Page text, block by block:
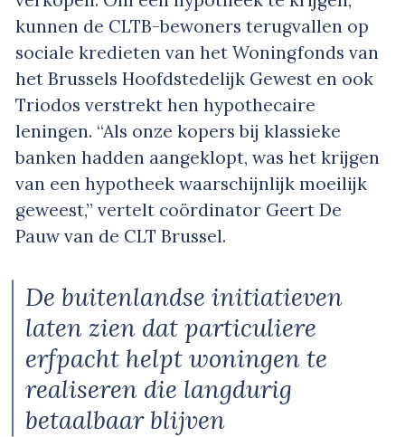
kunnen de CLTB-bewoners terugvallen op
sociale kredieten van het Woningfonds van
het Brussels Hoofdstedelijk Gewest en ook
Triodos verstrekt hen hypothecaire
leningen. “Als onze kopers bij klassieke
banken hadden aangeklopt, was het krijgen
van een hypotheek waarschijnlijk moeilijk
geweest,” vertelt coördinator Geert De
Pauw van de CLT Brussel.
De buitenlandse initiatieven
laten zien dat particuliere
erfpacht helpt woningen te
realiseren die langdurig
betaalbaar blijven